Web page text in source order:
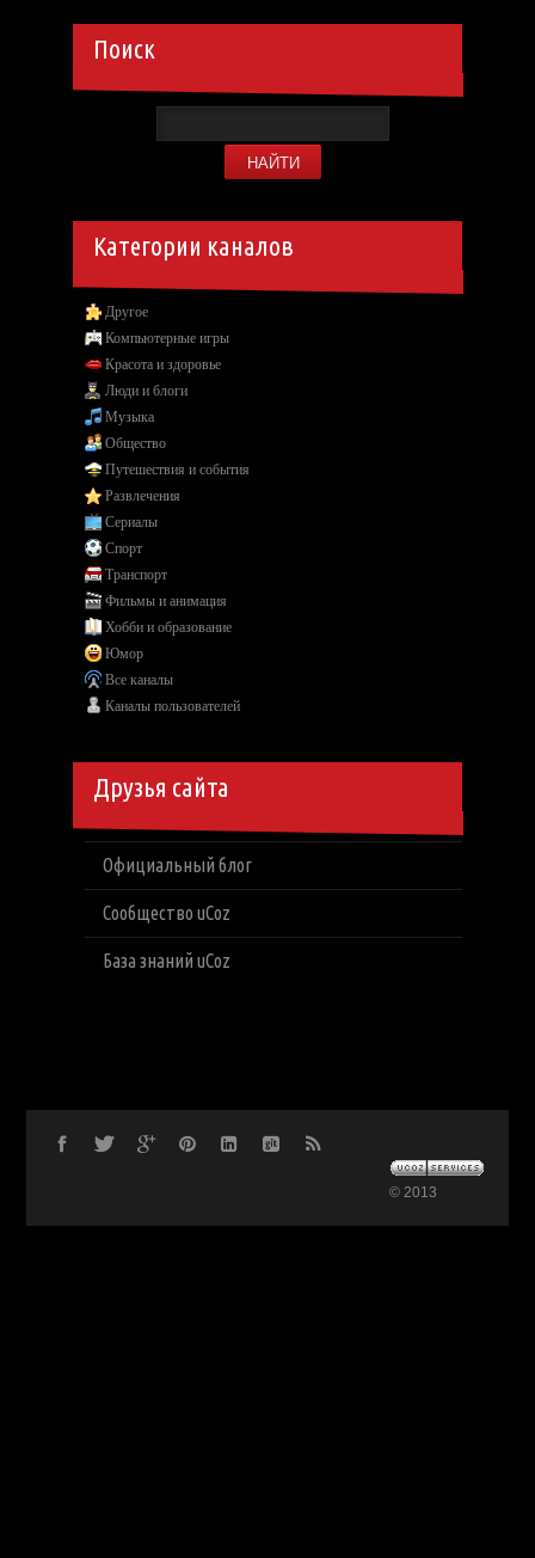
Поиск
Категории каналов
Другое
Компьютерные игры
Красота и здоровье
Люди и блоги
Музыка
Общество
Путешествия и события
Развлечения
Сериалы
Спорт
Транспорт
Фильмы и анимация
Хобби и образование
Юмор
Все каналы
Каналы пользователей
Друзья сайта
Официальный блог
Сообщество uCoz
База знаний uCoz
© 2013